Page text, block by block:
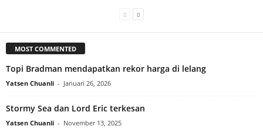
MOST COMMENTED
Topi Bradman mendapatkan rekor harga di lelang
Yatsen Chuanli - Januari 26, 2026
Stormy Sea dan Lord Eric terkesan
Yatsen Chuanli - November 13, 2025